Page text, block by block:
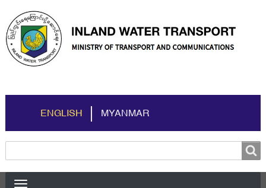
ENGLISH MYANMAR
Search